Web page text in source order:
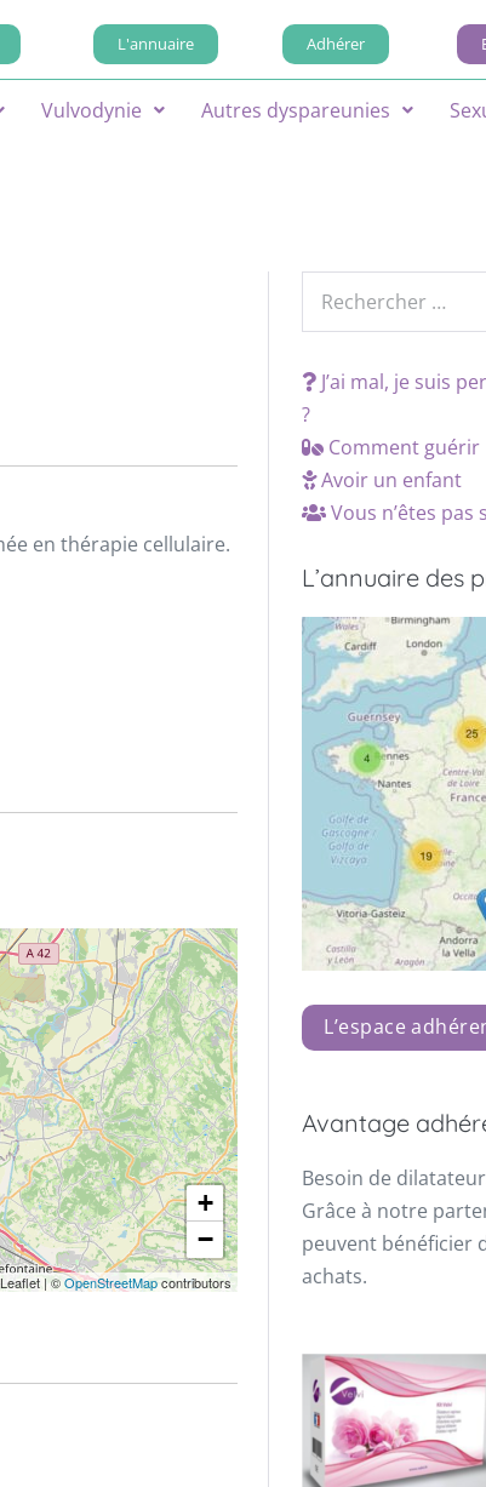
L'annuaire Adhérer
Vulvodynie Autres dyspareunies
en thérapie cellulaire.
+
−
Leaflet | ©OpenStreetMapcontributors
J’ai mal, je suis
?
Comment guérir
Avoir un enfant
Vous n’êtes pas
L’annuaire des
L’espace
Avantage
Besoin de
Grâce à notre
peuvent bénéficier
achats.